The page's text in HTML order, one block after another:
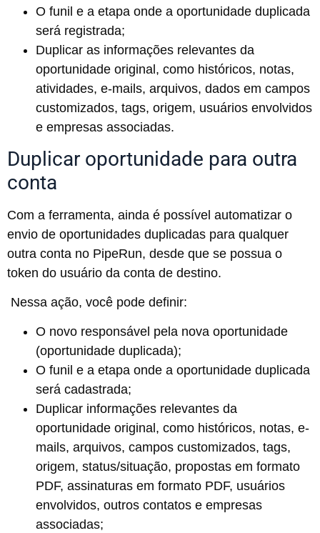
O funil e a etapa onde a oportunidade duplicada
será registrada;
Duplicar as informações relevantes da
oportunidade original, como históricos, notas,
atividades, e-mails, arquivos, dados em campos
customizados, tags, origem, usuários envolvidos
e empresas associadas.
Duplicar oportunidade para outra
conta
Com a ferramenta, ainda é possível automatizar o
envio de oportunidades duplicadas para qualquer
outra conta no PipeRun, desde que se possua o
token do usuário da conta de destino.
Nessa ação, você pode definir:
O novo responsável pela nova oportunidade
(oportunidade duplicada);
O funil e a etapa onde a oportunidade duplicada
será cadastrada;
Duplicar informações relevantes da
oportunidade original, como históricos, notas, e-
mails, arquivos, campos customizados, tags,
origem, status/situação, propostas em formato
PDF, assinaturas em formato PDF, usuários
envolvidos, outros contatos e empresas
associadas;